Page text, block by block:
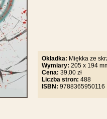
Okładka: Miękka ze
Wymiary: 205 x
Cena: 39,00 zł
Liczba stron: 488
ISBN: 9788365950116